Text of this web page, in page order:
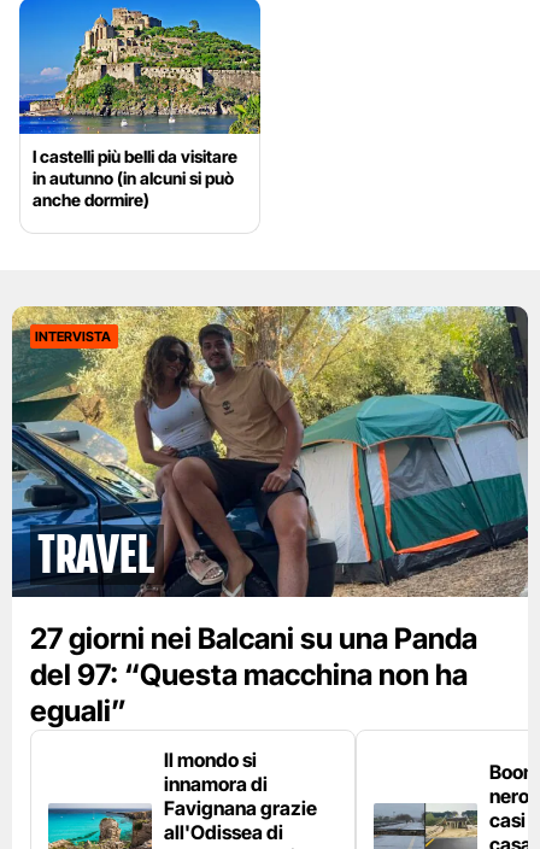
I castelli più belli da visitare
in autunno (in alcuni si può
anche dormire)
INTERVISTA
Travel
27 giorni nei Balcani su una Panda
del 97: “Questa macchina non ha
eguali”
Il mondo si
innamora di
Favignana grazie
all'Odissea di
nero
casi
casa